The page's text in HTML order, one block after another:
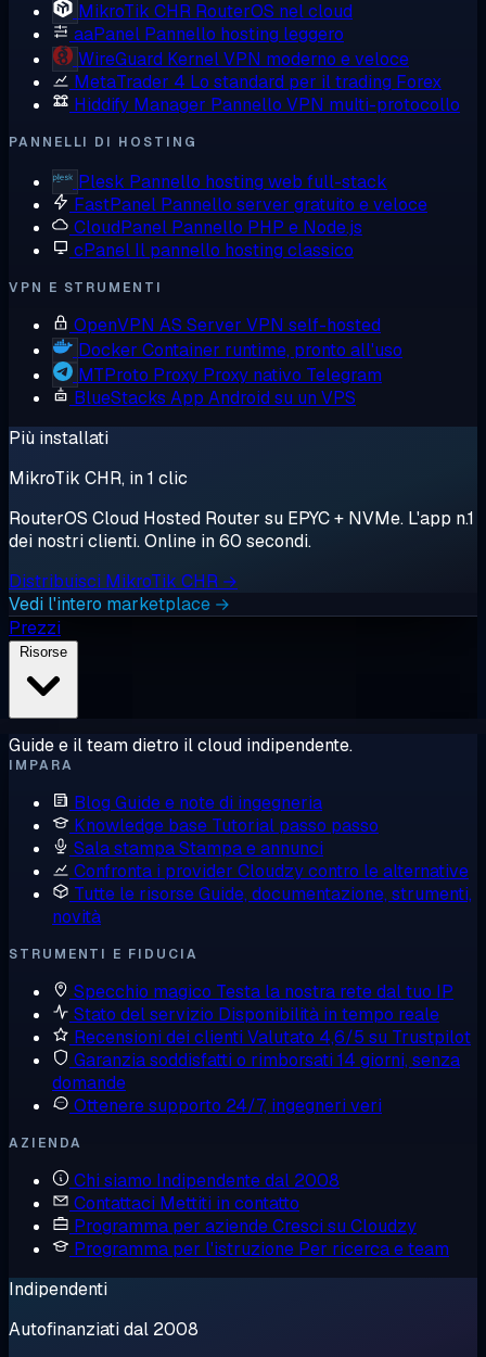
MikroTik CHR RouterOS nel cloud
aaPanel Pannello hosting leggero
WireGuard Kernel VPN moderno e veloce
MetaTrader 4 Lo standard per il trading Forex
Hiddify Manager Pannello VPN multi-protocollo
PANNELLI DI HOSTING
Plesk Pannello hosting web full-stack
FastPanel Pannello server gratuito e veloce
CloudPanel Pannello PHP e Node.js
cPanel Il pannello hosting classico
VPN E STRUMENTI
OpenVPN AS Server VPN self-hosted
Docker Container runtime, pronto all'uso
MTProto Proxy Proxy nativo Telegram
BlueStacks App Android su un VPS
Più installati
MikroTik CHR, in 1 clic
RouterOS Cloud Hosted Router su EPYC + NVMe. L'app n.1
dei nostri clienti. Online in 60 secondi.
Distribuisci MikroTik CHR →
Vedi l'intero marketplace →
Prezzi
Guide e il team dietro il cloud indipendente.
IMPARA
Blog Guide e note di ingegneria
Knowledge base Tutorial passo passo
Sala stampaStampa e annunci
Confronta i provider Cloudzy contro le alternative
Tutte le risorseGuide, documentazione, strumenti,
novità
STRUMENTI E FIDUCIA
Specchio magico Testa la nostra rete dal tuo IP
Stato del servizio Disponibilità in tempo reale
Recensioni dei clienti Valutato 4,6/5 su Trustpilot
Garanzia soddisfatti o rimborsati 14 giorni, senza
domande
Ottenere supporto 24/7, ingegneri veri
AZIENDA
Chi siamo Indipendente dal 2008
Contattaci Mettiti in contatto
Programma per aziendeCresci su Cloudzy
Programma per l'istruzione Per ricerca e team
Indipendenti
Autofinanziati dal 2008